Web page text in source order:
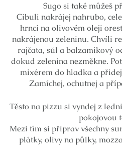
Sugo si také můžeš
Cibuli nakrájej nahrubo,
hrnci na olivovém oleji
nakrájenou zeleninu. Chvíli
rajčata, sůl a balzamikový
dokud zelenina nezměkne.
mixérem do hladka a
Zamíchej, ochutnej a
Těsto na pizzu si vyndej z
pokojovou
Mezi tím si připrav všechny
plátky, olivy na půlky,